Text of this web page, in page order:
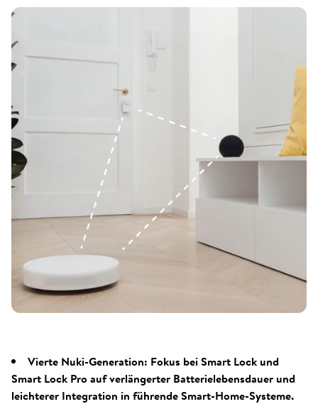
Vierte Nuki-Generation: Fokus bei Smart Lock und
Smart Lock Pro auf verlängerter Batterielebensdauer und
leichterer Integration in führende Smart-Home-Systeme.